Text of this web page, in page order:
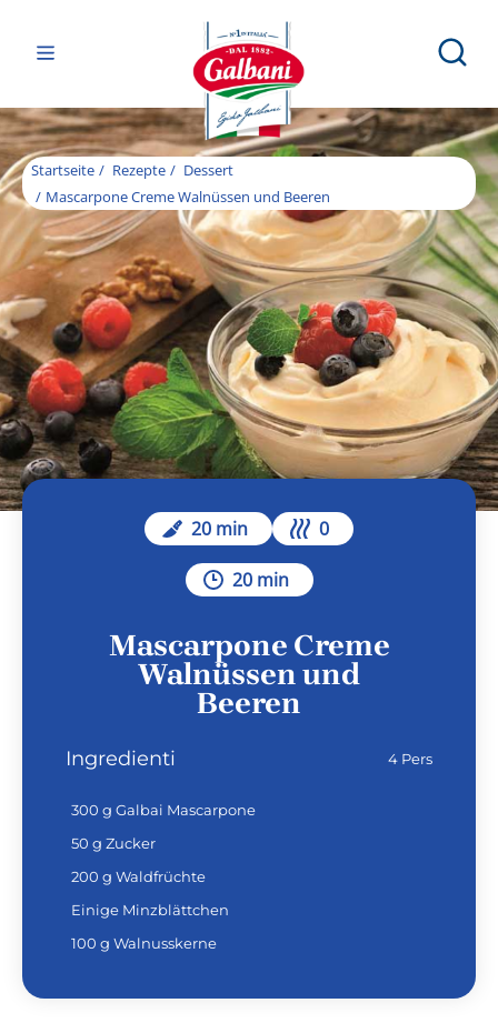
Startseite Rezepte
Dessert
Mascarpone Creme Walnüssen und Beeren
20 min 0
20 min
Mascarpone Creme
Walnüssen und
Beeren
Ingredienti 4 Pers
300 g Galbai Mascarpone
50 g Zucker
200 g Waldfrüchte
Einige Minzblättchen
100 g Walnusskerne